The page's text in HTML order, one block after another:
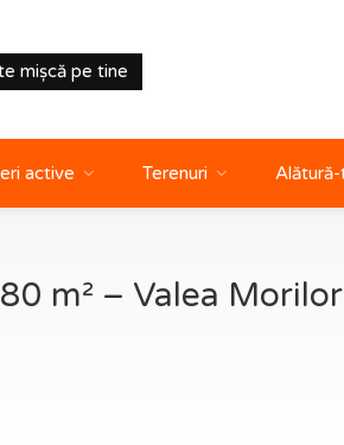
mișcă pe tine
active Terenuri
m² – Valea